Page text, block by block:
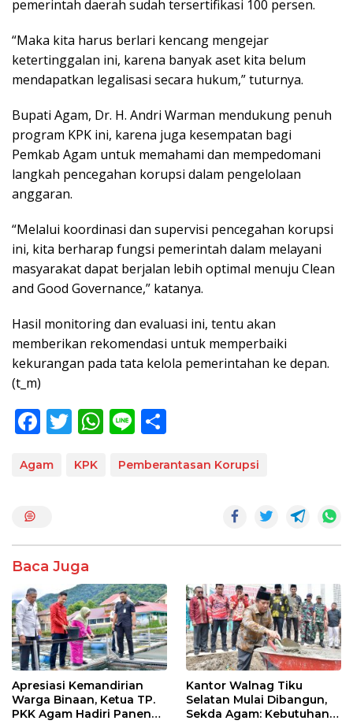
pemerintah daerah sudah tersertifikasi 100 persen.
“Maka kita harus berlari kencang mengejar
ketertinggalan ini, karena banyak aset kita belum
mendapatkan legalisasi secara hukum,” tuturnya.
Bupati Agam, Dr. H. Andri Warman mendukung penuh
program KPK ini, karena juga kesempatan bagi
Pemkab Agam untuk memahami dan mempedomani
langkah pencegahan korupsi dalam pengelolaan
anggaran.
“Melalui koordinasi dan supervisi pencegahan korupsi
ini, kita berharap fungsi pemerintah dalam melayani
masyarakat dapat berjalan lebih optimal menuju Clean
and Good Governance,” katanya.
Hasil monitoring dan evaluasi ini, tentu akan
memberikan rekomendasi untuk memperbaiki
kekurangan pada tata kelola pemerintahan ke depan.
(t_m)
F
e
o
k
T
itt
W
at
p
Li
e ar
Agam KPK Pemberantasan Korupsi
Baca Juga
Apresiasi Kemandirian
Warga Binaan, Ketua TP.
PKK Agam Hadiri Panen
Kantor Walnag Tiku
Selatan Mulai Dibangun,
Sekda Agam: Kebutuhan